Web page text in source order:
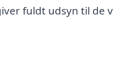
fuldt udsyn til de